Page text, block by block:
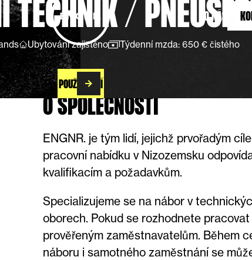
O NÁS
TECHNIK/
Ubytování zajištěno Týdenní mzda: 650 € čistého
POUŽÍT NYNÍ
O SPOLEČNOSTI
ENGNR. je tým lidí, jejichž prvořadým
pracovní nabídku v Nizozemsku
kvalifikacím a požadavkům.
Specializujeme se na nábor v
oborech. Pokud se rozhodnete
prověřeným zaměstnavatelům. Během
náboru i samotného zaměstnání se